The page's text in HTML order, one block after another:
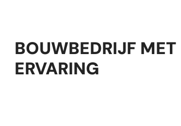
BOUWBEDRIJF MET
ERVARING